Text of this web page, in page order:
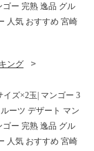
ー 完熟 逸品 グル
人気 おすすめ 宮崎
ング
ズ×2玉| マンゴー 3
ーツ デザート マン
ー 完熟 逸品 グル
人気 おすすめ 宮崎